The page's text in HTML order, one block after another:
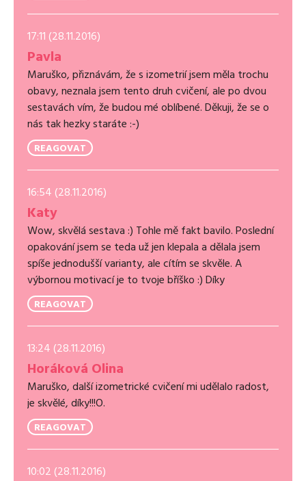
17:11 (28.11.2016)
Pavla
Maruško, přiznávám, že s izometrií jsem měla trochu
obavy, neznala jsem tento druh cvičení, ale po dvou
sestavách vím, že budou mé oblíbené. Děkuji, že se o
nás tak hezky staráte :-)
REAGOVAT
16:54 (28.11.2016)
Katy
Wow, skvělá sestava :) Tohle mě fakt bavilo. Poslední
opakování jsem se teda už jen klepala a dělala jsem
spíše jednodušší varianty, ale cítím se skvěle. A
výbornou motivací je to tvoje bříško :) Díky
REAGOVAT
13:24 (28.11.2016)
Horáková Olina
Maruško, další izometrické cvičení mi udělalo radost,
je skvělé, díky!!!O.
REAGOVAT
10:02 (28.11.2016)